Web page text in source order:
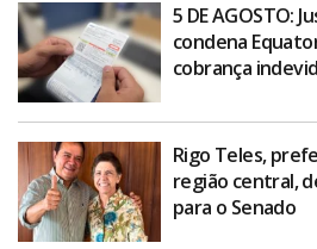
5 DE AGOSTO:
condena
cobrança
Rigo Teles,
região central,
para o Senado